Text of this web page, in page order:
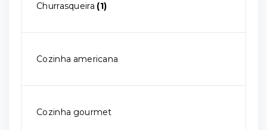
Churrasqueira (1)
Cozinha americana
Cozinha gourmet